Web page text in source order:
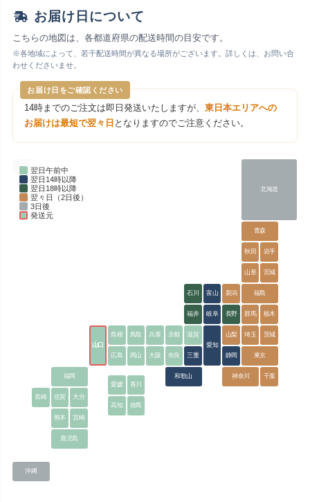
お届け日について
こちらの地図は、各都道府県の配送時間の目安です。
※各地域によって、若干配送時間が異なる場所がございます。詳しくは、お問い合
わせくださいませ。
お届け日をご確認ください
14時までのご注文は即日発送いたしますが、東日本エリアへの
お届けは最短で翌々日 となりますのでご注意ください。
翌日午前中
翌日14時以降
翌日18時以降
翌々日（2日後）
3日後
発送元
北海道
青森
秋田 岩手
山形 宮城
福島
新潟
群馬 栃木
埼玉 茨城
東京
神奈川 千葉
山梨
石川
福井 長野
富山
岐阜
愛知
静岡
三重
和歌山
山口
島根 鳥取
広島 岡山
兵庫 京都 滋賀
大阪 奈良
香川
愛媛
徳島
高知
福岡
佐賀 大分
熊本
長崎
宮崎
鹿児島
沖縄